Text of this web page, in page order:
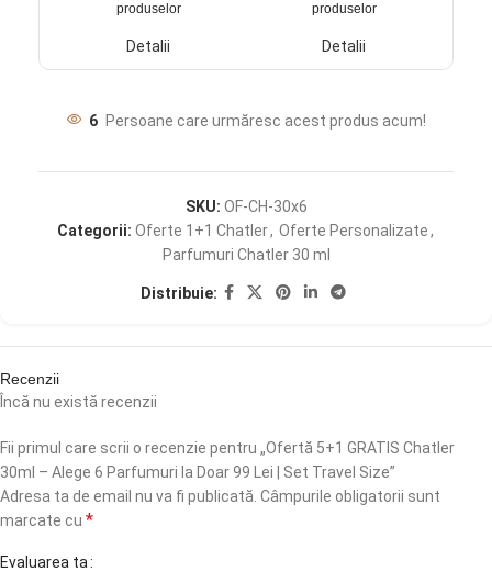
produselor
Detalii
produselor
Detalii
6 Persoane care urmăresc acest produs acum!
SKU: OF-CH-30x6
Categorii: Oferte 1+1 Chatler, Oferte Personalizate,
Parfumuri Chatler 30 ml
Distribuie:
Recenzii
Încă nu există recenzii
Fii primul care scrii o recenzie pentru „Ofertă 5+1 GRATIS Chatler
30ml – Alege 6 Parfumuri la Doar 99 Lei | Set Travel Size”
Adresa ta de email nu va fi publicată. Câmpurile obligatorii sunt
marcate cu *
Evaluarea ta